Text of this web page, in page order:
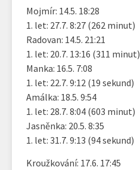
Mojmír: 14.5. 18:28
1. let: 27.7. 8:27 (262 minut)
Radovan: 14.5. 21:21
1. let: 20.7. 13:16 (311 minut)
Manka: 16.5. 7:08
1. let: 22.7. 9:12 (19 sekund)
Amálka: 18.5. 9:54
1. let: 28.7. 8:04 (603 minut)
Jasněnka: 20.5. 8:35
1. let: 31.7. 9:13 (94 sekund)
Kroužkování: 17.6. 17:45